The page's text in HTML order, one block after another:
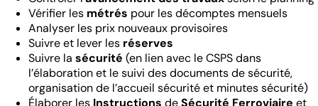
Vérifier les métrés pour les décomptes mensuels
Analyser les prix nouveaux provisoires
Suivre et lever les réserves
Suivre la sécurité (en lien avec le CSPS dans
l’élaboration et le suivi des documents de sécurité,
organisation de l’accueil sécurité et minutes sécurité)
Élaborer les Instructions deSécurité Ferroviaire et